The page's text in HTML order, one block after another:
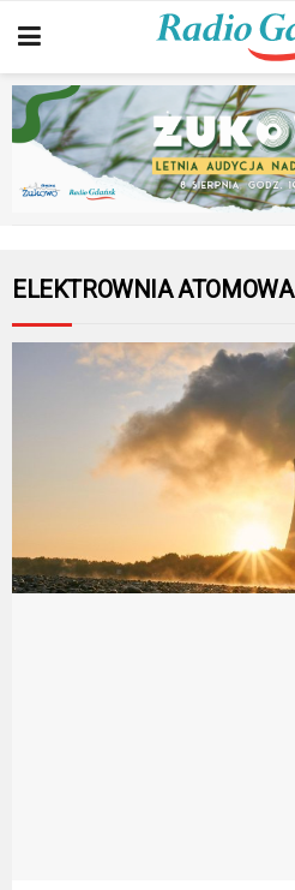
ELEKTROWNIA ATOMOWA